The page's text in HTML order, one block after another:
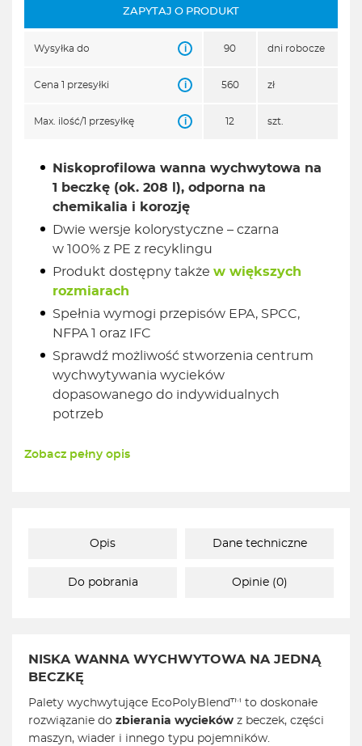
ZAPYTAJ O PRODUKT
Wysyłka do i 90 dni robocze
Cena 1 przesyłki i 560 zł
Max. ilość/1 przesyłkę i 12 szt.
Niskoprofilowa wanna wychwytowa na
1 beczkę (ok. 208 l), odporna na
chemikalia i korozję
Dwie wersje kolorystyczne – czarna
w 100% z PE z recyklingu
Produkt dostępny także w większych
rozmiarach
Spełnia wymogi przepisów EPA, SPCC,
NFPA 1 oraz IFC
Sprawdź możliwość stworzenia centrum
wychwytywania wycieków
dopasowanego do indywidualnych
potrzeb
Zobacz pełny opis
Opis Dane techniczne
Do pobrania Opinie (0)
NISKA WANNA WYCHWYTOWA NA JEDNĄ
BECZKĘ
Palety wychwytujące EcoPolyBlend™ to doskonałe
rozwiązanie do zbierania wycieków z beczek, części
maszyn, wiader i innego typu pojemników.